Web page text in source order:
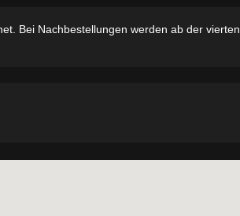
Bei Nachbestellungen werden ab der vierten